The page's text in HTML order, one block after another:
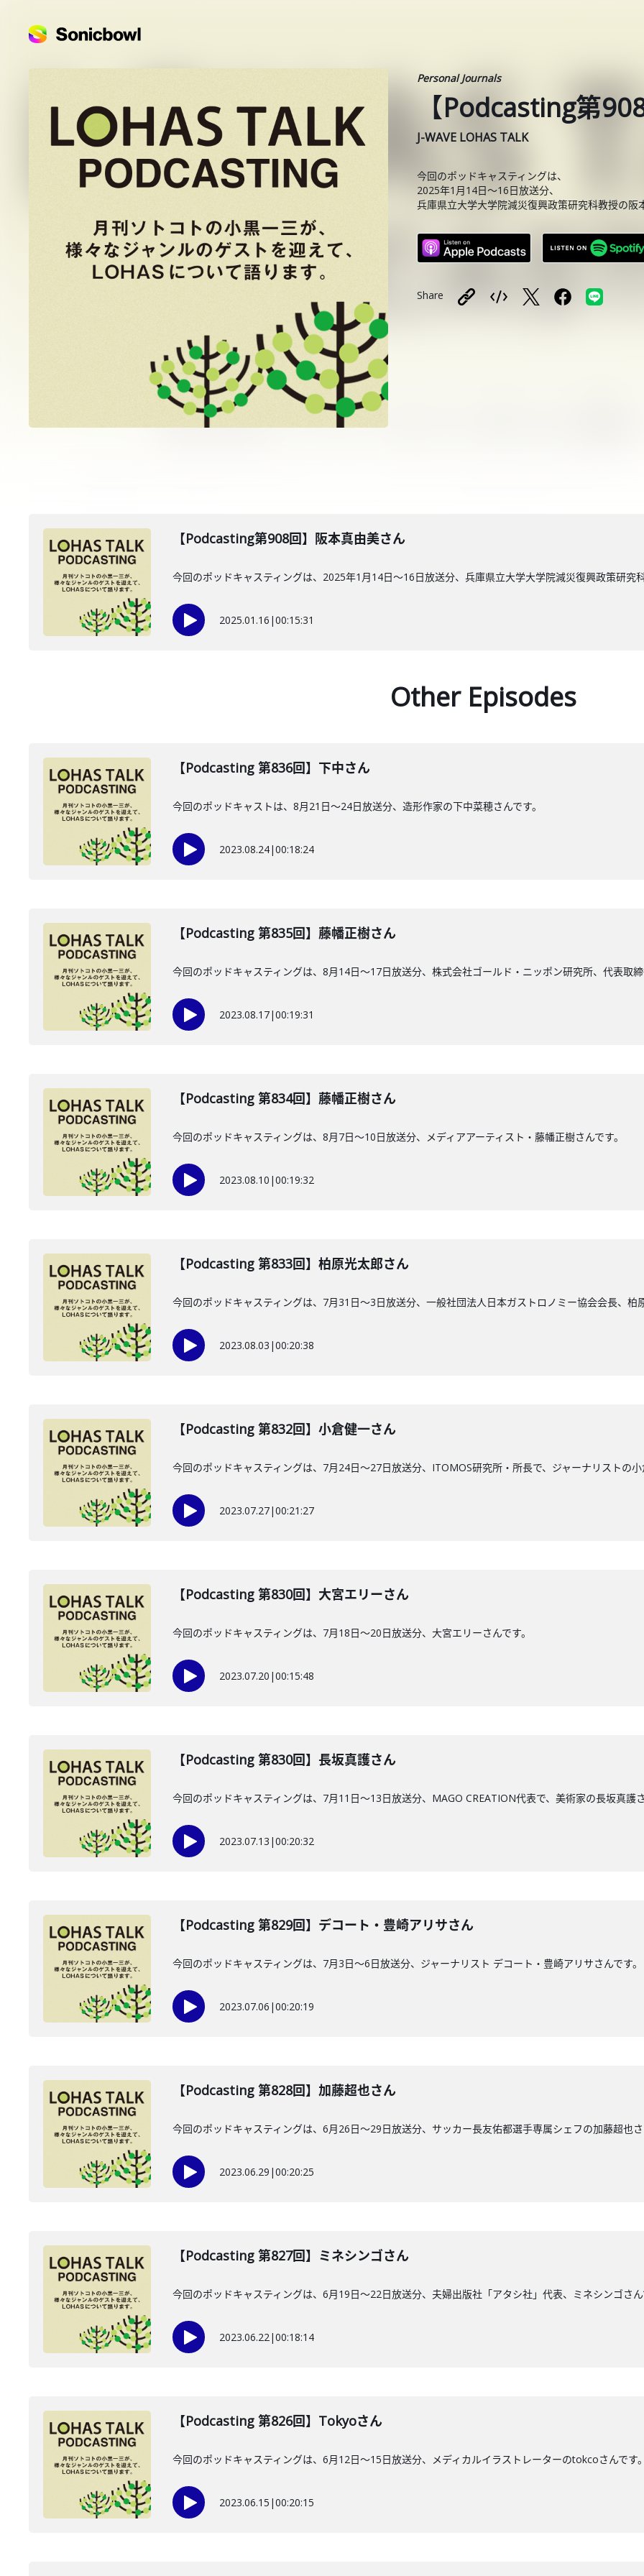
Personal Journals
【Podcasting第
J-WAVE LOHAS TALK
今回のポッドキャスティングは、
2025年1月14日～16日放送分、
兵庫県立大学大学院減災復興政策研究科教授の阪
Share
【Podcasting第908回】阪本真由美さん
今回のポッドキャスティングは、2025年1月14日～16日放送分、兵庫県立大学大学院減災復興政策研究
2025.01.16 |00:15:31
Other Episodes
【Podcasting 第836回】下中さん
今回のポッドキャストは、8月21日〜24日放送分、造形作家の下中菜穂さんです。
2023.08.24|00:18:24
【Podcasting 第835回】藤幡正樹さん
今回のポッドキャスティングは、8月14日〜17日放送分、株式会社ゴールド・ニッポン研究所、代表取
2023.08.17|00:19:31
【Podcasting 第834回】藤幡正樹さん
今回のポッドキャスティングは、8月7日〜10日放送分、メディアアーティスト・藤幡正樹さんです。
2023.08.10 |00:19:32
【Podcasting 第833回】柏原光太郎さん
今回のポッドキャスティングは、7月31日〜3日放送分、一般社団法人日本ガストロノミー協会会長、柏
2023.08.03 |00:20:38
【Podcasting 第832回】小倉健一さん
今回のポッドキャスティングは、7月24日〜27日放送分、ITOMOS研究所・所長で、ジャーナリストの
2023.07.27|00:21:27
【Podcasting 第830回】大宮エリーさん
今回のポッドキャスティングは、7月18日〜20日放送分、大宮エリーさんです。
2023.07.20 |00:15:48
【Podcasting 第830回】長坂真護さん
今回のポッドキャスティングは、7月11日〜13日放送分、MAGO CREATION代表で、美術家の長坂真護
2023.07.13 |00:20:32
【Podcasting 第829回】デコート・豊崎アリサさん
今回のポッドキャスティングは、7月3日〜6日放送分、ジャーナリスト デコート・豊崎アリサさんです。
2023.07.06 |00:20:19
【Podcasting 第828回】加藤超也さん
今回のポッドキャスティングは、6月26日〜29日放送分、サッカー長友佑都選手専属シェフの加藤超也
2023.06.29 |00:20:25
【Podcasting 第827回】ミネシンゴさん
今回のポッドキャスティングは、6月19日〜22日放送分、夫婦出版社「アタシ社」代表、ミネシンゴさ
2023.06.22|00:18:14
【Podcasting 第826回】Tokyoさん
今回のポッドキャスティングは、6月12日〜15日放送分、メディカルイラストレーターのtokcoさんです
2023.06.15 |00:20:15